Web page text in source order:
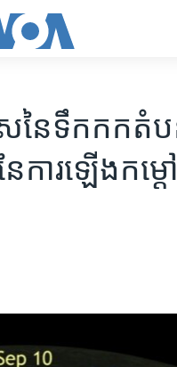
នៃ​ទឹកកក​តំ
ារ​ឡើង​កម្ត